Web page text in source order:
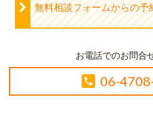
無料相談フォームからの予
お電話でのお問合
06-